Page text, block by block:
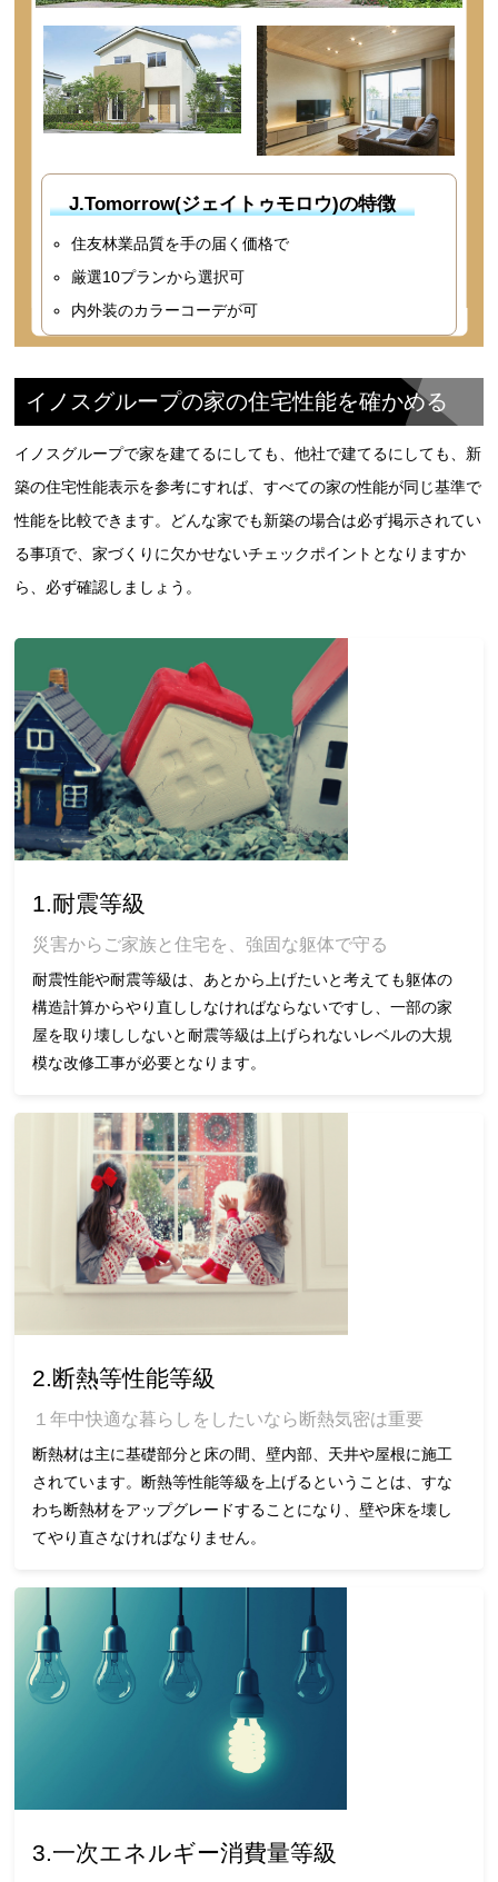
J.Tomorrow(ジェイトゥモロウ)の特徴
住友林業品質を手の届く価格で
厳選10プランから選択可
内外装のカラーコーデが可
イノスグループの家の住宅性能を確かめる
イノスグループで家を建てるにしても、他社で建てるにしても、新
築の住宅性能表示を参考にすれば、すべての家の性能が同じ基準で
性能を比較できます。どんな家でも新築の場合は必ず掲示されてい
る事項で、家づくりに欠かせないチェックポイントとなりますか
ら、必ず確認しましょう。
1.耐震等級
災害からご家族と住宅を、強固な躯体で守る
耐震性能や耐震等級は、あとから上げたいと考えても躯体の
構造計算からやり直ししなければならないですし、一部の家
屋を取り壊ししないと耐震等級は上げられないレベルの大規
模な改修工事が必要となります。
2.断熱等性能等級
１年中快適な暮らしをしたいなら断熱気密は重要
断熱材は主に基礎部分と床の間、壁内部、天井や屋根に施工
されています。断熱等性能等級を上げるということは、すな
わち断熱材をアップグレードすることになり、壁や床を壊し
てやり直さなければなりません。
3.一次エネルギー消費量等級